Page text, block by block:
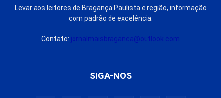
Levar aos leitores de Bragança Paulista e região, informação
com padrão de excelência.
Contato: jornalmaisbraganca@outlook.com
SIGA-NOS